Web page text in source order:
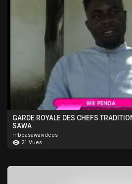
GARDE ROYALE DES CHEFS
SAWA
mboasawavideos
21 Vues